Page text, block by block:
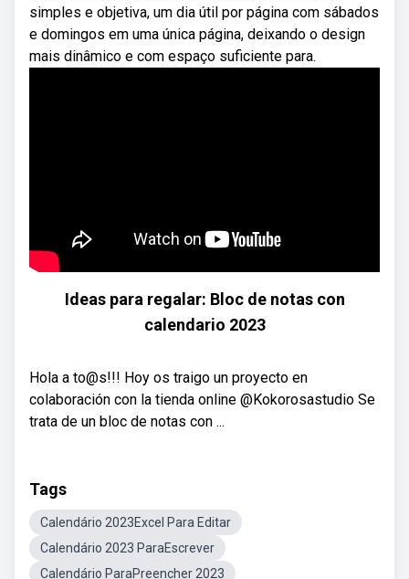
simples e objetiva, um dia útil por página com sábados
e domingos em uma única página, deixando o design
mais dinâmico e com espaço suficiente para.
Ideas para regalar: Bloc de notas con
calendario 2023
Hola a to@s!!! Hoy os traigo un proyecto en
colaboración con la tienda online @Kokorosastudio Se
trata de un bloc de notas con ...
Tags
Calendário 2023Excel Para Editar
Calendário 2023 ParaEscrever
Calendário ParaPreencher 2023